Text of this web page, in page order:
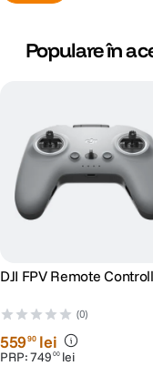
Populare în
DJI FPV Remote
(0)
55990 lei
PRP:749 00 lei